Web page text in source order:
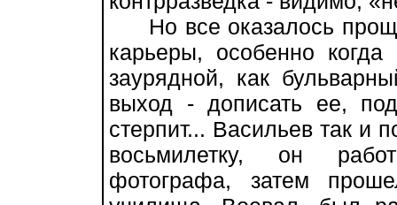
Но все оказалось
карьеры, особенно когда
заурядной, как
выход - дописать ее,
стерпит... Васильев так и
восьмилетку, он
фотографа, затем